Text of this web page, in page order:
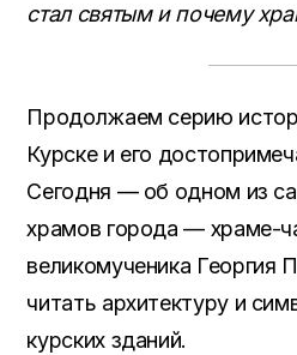
стал святым и почему
Продолжаем серию
Курске и его
Сегодня — об одном из
храмов города — храме-
великомученика Георгия
читать архитектуру и
курских зданий.